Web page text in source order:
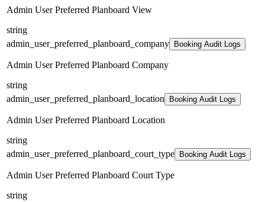
Admin User Preferred Planboard View
string
admin_user_preferred_planboard_company
Booking Audit Logs
Admin User Preferred Planboard Company
string
admin_user_preferred_planboard_location
Booking Audit Logs
Admin User Preferred Planboard Location
string
admin_user_preferred_planboard_court_type
Booking Audit Logs
Admin User Preferred Planboard Court Type
string